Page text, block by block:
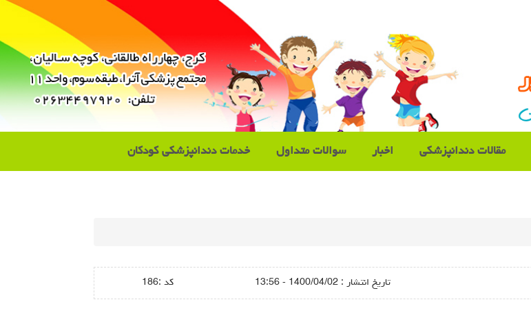
مقالات دندانپزشکی اخبار سوالات متداول خدمات دندانپزشکی کودکان
تاريخ انتشار : 1400/04/02 - 13:56 كد :186